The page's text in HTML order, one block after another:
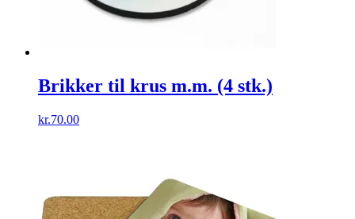
Brikker til krus m.m. (4 stk.)
kr.70.00